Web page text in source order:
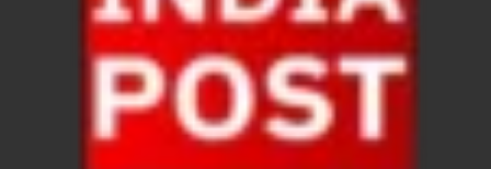
धरती का स्वास्थ्य सही रहेगा तभी बची रहेगी सृष्टिः योगी
4 Years Achievements Of Uttarakhand
Jairam Ramesh On BJP: श्यामा प्रसाद मुखर्जी के
AIIMS Rishikesh: केन्द्रीय स्वास्थ्य मंत्री जेपी नड्डा से